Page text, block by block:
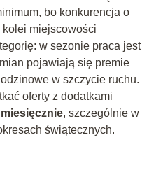
bo konkurencja o
miejscowości
w sezonie praca jest
pojawiają się premie
w szczycie ruchu.
oferty z dodatkami
, szczególnie w
świątecznych.